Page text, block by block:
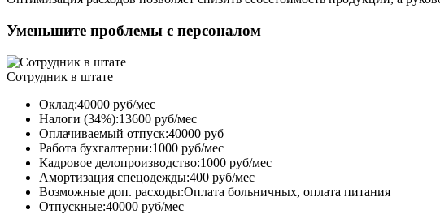
Уменьшите проблемы с персоналом
Сотрудник в штате
Оклад:40000 руб/мес
Налоги (34%):13600 руб/мес
Оплачиваемый отпуск:40000 руб
Работа бухгалтерии:1000 руб/мес
Кадровое делопроизводство:1000 руб/мес
Амортизация спецодежды:400 руб/мес
Возможные доп. расходы:Оплата больничных, оплата питания
Отпускные:40000 руб/мес